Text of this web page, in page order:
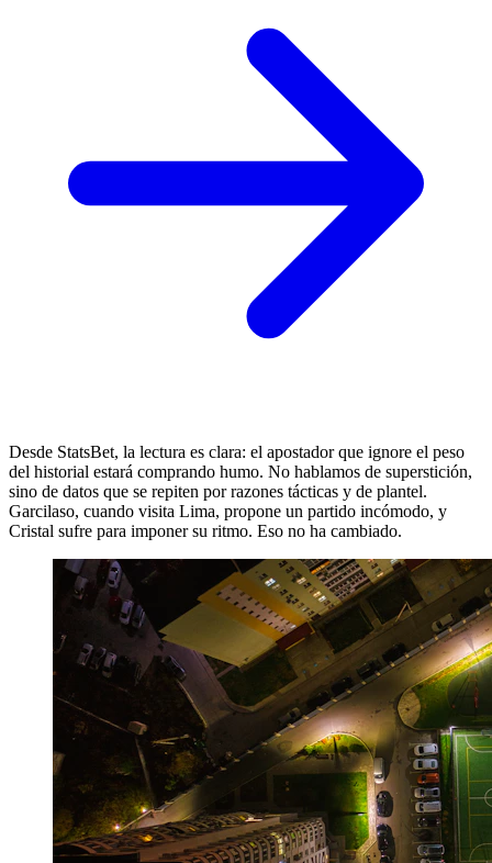
Desde StatsBet, la lectura es clara: el apostador que ignore el peso
del historial estará comprando humo. No hablamos de superstición,
sino de datos que se repiten por razones tácticas y de plantel.
Garcilaso, cuando visita Lima, propone un partido incómodo, y
Cristal sufre para imponer su ritmo. Eso no ha cambiado.